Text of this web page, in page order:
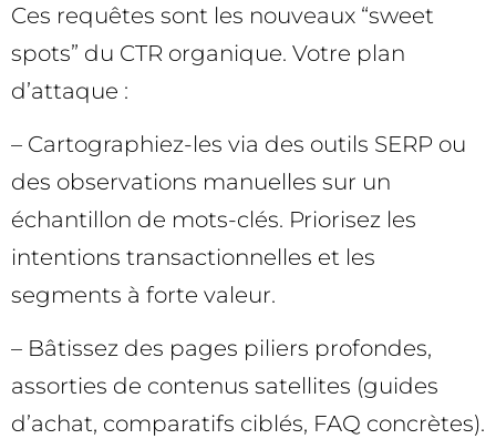
Ces requêtes sont les nouveaux “sweet
spots” du CTR organique. Votre plan
d’attaque :
– Cartographiez-les via des outils SERP ou
des observations manuelles sur un
échantillon de mots-clés. Priorisez les
intentions transactionnelles et les
segments à forte valeur.
– Bâtissez des pages piliers profondes,
assorties de contenus satellites (guides
d’achat, comparatifs ciblés, FAQ concrètes).